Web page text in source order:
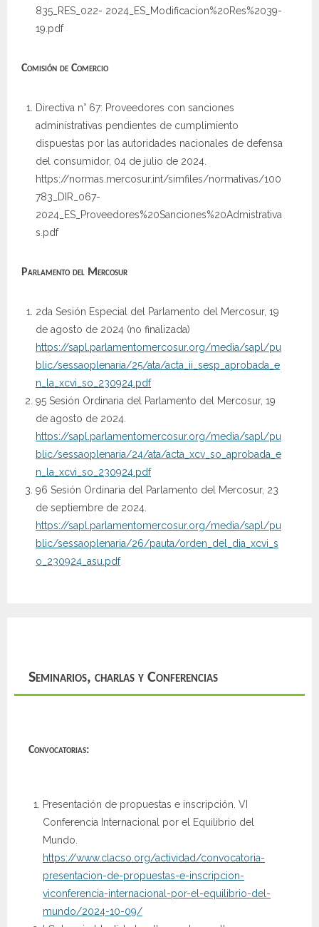
835_RES_022- 2024_ES_Modificacion%20Res%2039-
19.pdf
Comisión de Comercio
Directiva n° 67: Proveedores con sanciones
administrativas pendientes de cumplimiento
dispuestas por las autoridades nacionales de defensa
del consumidor, 04 de julio de 2024.
https://normas.mercosur.int/simfiles/normativas/100
783_DIR_067-
2024_ES_Proveedores%20Sanciones%20Admistrativa
s.pdf
Parlamento del Mercosur
2da Sesión Especial del Parlamento del Mercosur, 19
de agosto de 2024 (no finalizada)
https://sapl.parlamentomercosur.org/media/sapl/pu
blic/sessaoplenaria/25/ata/acta_ii_sesp_aprobada_e
n_la_xcvi_so_230924.pdf
95 Sesión Ordinaria del Parlamento del Mercosur, 19
de agosto de 2024.
https://sapl.parlamentomercosur.org/media/sapl/pu
blic/sessaoplenaria/24/ata/acta_xcv_so_aprobada_e
n_la_xcvi_so_230924.pdf
96 Sesión Ordinaria del Parlamento del Mercosur, 23
de septiembre de 2024.
https://sapl.parlamentomercosur.org/media/sapl/pu
blic/sessaoplenaria/26/pauta/orden_del_dia_xcvi_s
o_230924_asu.pdf
Seminarios, charlas y Conferencias
Convocatorias:
Presentación de propuestas e inscripción. VI
Conferencia Internacional por el Equilibrio del
Mundo.
https://www.clacso.org/actividad/convocatoria-
presentacion-de-propuestas-e-inscripcion-
viconferencia-internacional-por-el-equilibrio-del-
mundo/2024-10-09/